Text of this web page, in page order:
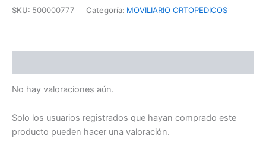
SKU: 500000777 Categoría: MOVILIARIO ORTOPEDICOS
No hay valoraciones aún.
Solo los usuarios registrados que hayan comprado este
producto pueden hacer una valoración.